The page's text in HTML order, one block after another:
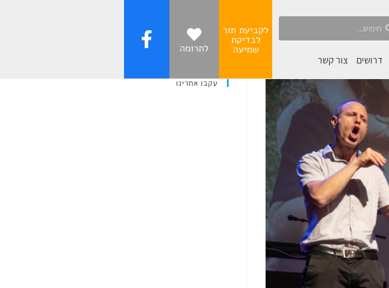
דרושים צור קשר
לקביעת תור
לבדיקת
שמיעה לתרומה
עקבו אחרינו